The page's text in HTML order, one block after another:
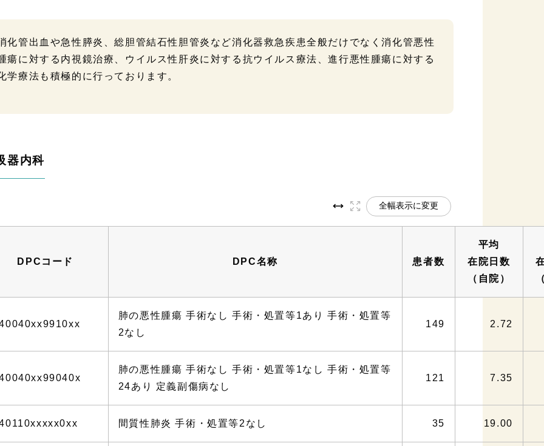
化管出血や急性膵炎、総胆管結石性胆管炎など消化器救急疾患全般だけでなく消化管悪性
瘍に対する内視鏡治療、ウイルス性肝炎に対する抗ウイルス療法、進行悪性腫瘍に対する
学療法も積極的に行っております。
器内科
全幅表示に変更
DPCコード DPC名称 患者数
平均
在院日数
（自院）
肺の悪性腫瘍 手術なし 手術・処置等1あり 手術・処置等
2なし
149 2.72
肺の悪性腫瘍 手術なし 手術・処置等1なし 手術・処置等
24あり 定義副傷病なし
121 7.35
間質性肺炎 手術・処置等2なし 35 19.00